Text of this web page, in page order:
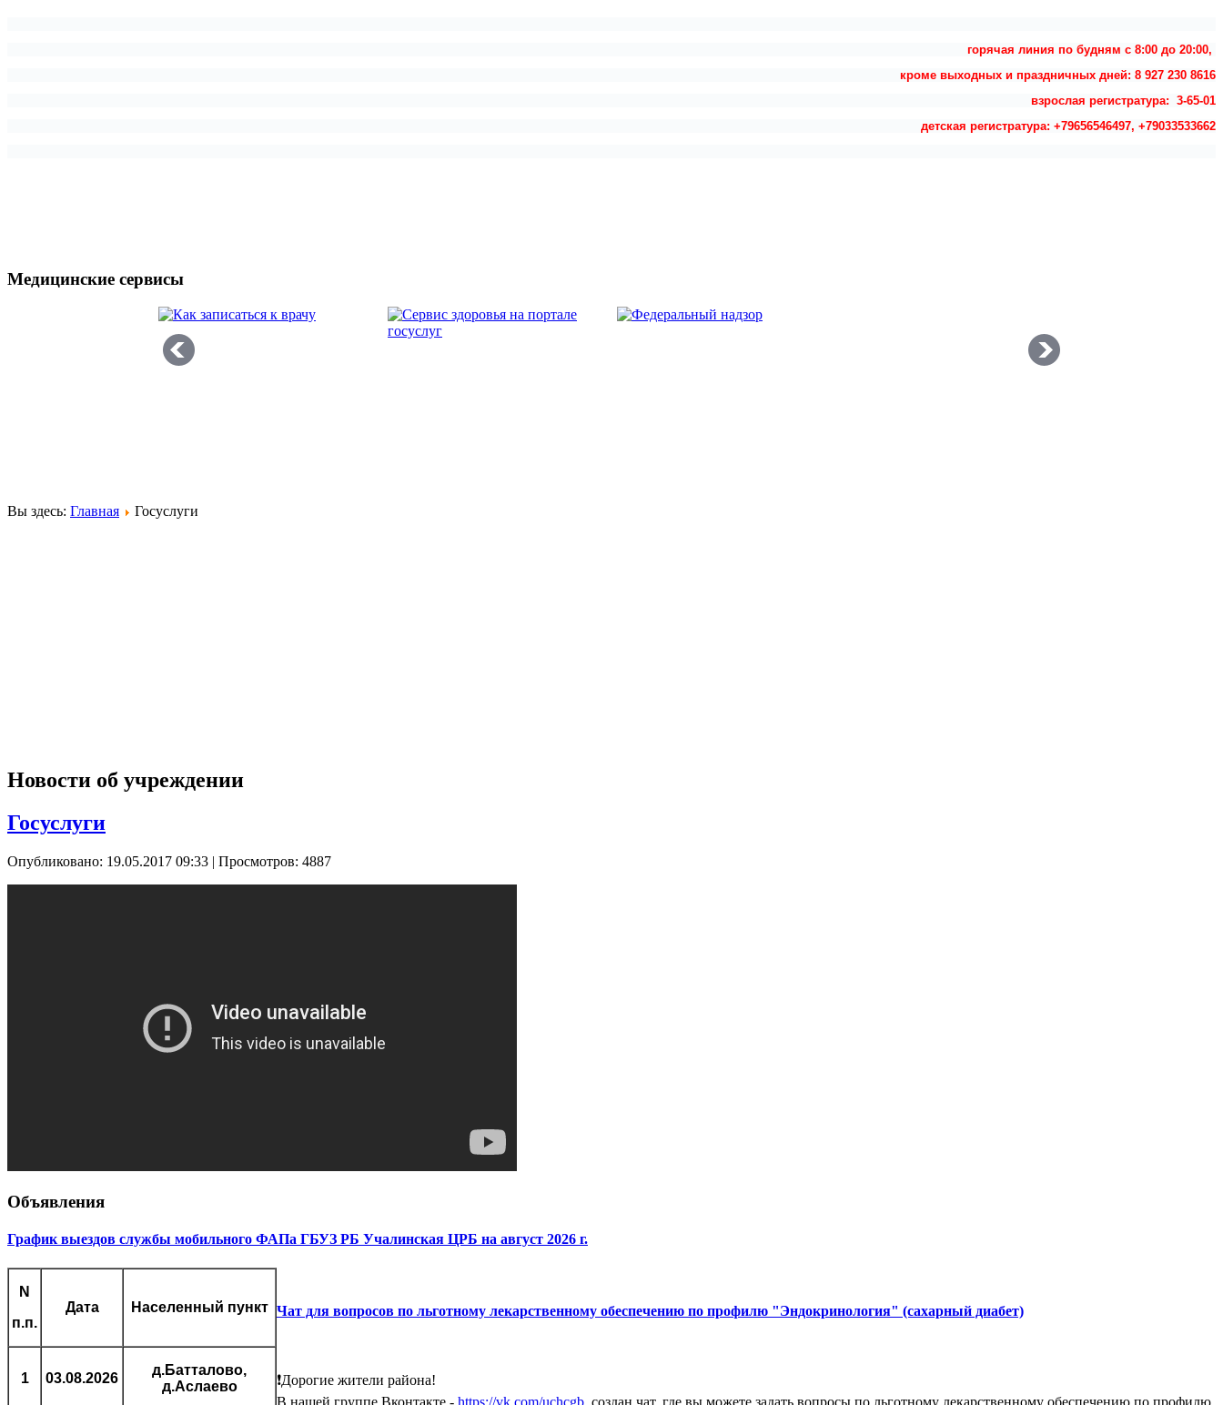
горячая линия по будням с 8:00 до 20:00,
кроме выходных и праздничных дней: 8 927 230 8616
взрослая регистратура: 3-65-01
детская регистратура: +79656546497, +79033533662
Медицинские сервисы
Вы здесь: Главная Госуслуги
Новости об учреждении
Госуслуги
Опубликовано: 19.05.2017 09:33 | Просмотров: 4887
Объявления
График выездов службы мобильного ФАПа ГБУЗ РБ Учалинская ЦРБ на август 2026 г.
N
п.п.
Дата Населенный пункт
1 03.08.2026
д.Батталово,
д.Аслаево
Чат для вопросов по льготному лекарственному обеспечению по профилю "Эндокринология" (сахарный диабет)
❗Дорогие жители района!
В нашей группе Вконтакте - https://vk.com/uchcgb создан чат, где вы можете задать вопросы по льготному лекарственному обеспечению по профилю